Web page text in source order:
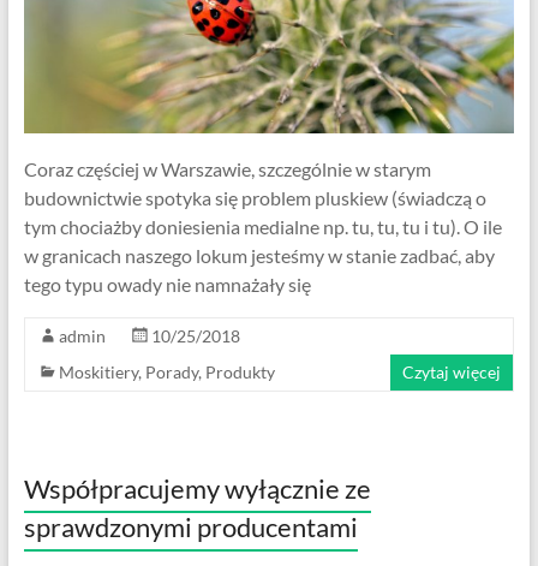
Coraz częściej w Warszawie, szczególnie w starym
budownictwie spotyka się problem pluskiew (świadczą o
tym chociażby doniesienia medialne np. tu, tu, tu i tu). O ile
w granicach naszego lokum jesteśmy w stanie zadbać, aby
tego typu owady nie namnażały się
admin
10/25/2018
Moskitiery, Porady, Produkty Czytaj więcej
Współpracujemy wyłącznie ze
sprawdzonymi producentami